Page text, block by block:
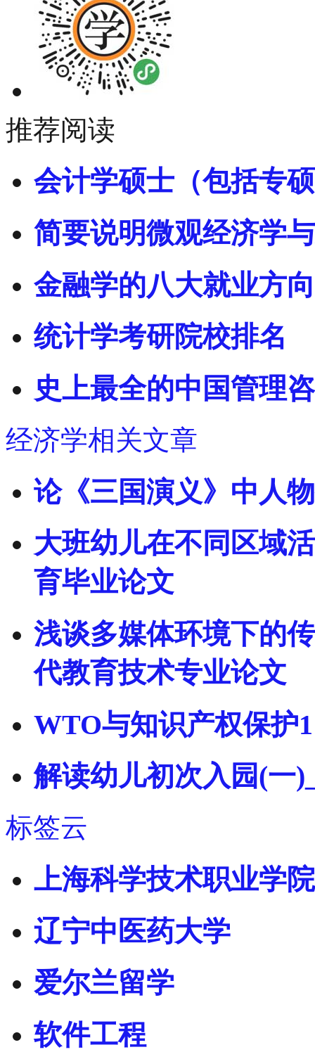
推荐阅读
会计学硕士（包括专
简要说明微观经济学
金融学的八大就业方
统计学考研院校排名
史上最全的中国管理
经济学相关文章
论《三国演义》中人
大班幼儿在不同区域
育毕业论文
浅谈多媒体环境下的
代教育技术专业论文
WTO与知识产权保护
解读幼儿初次入园(一
标签云
上海科学技术职业学院
辽宁中医药大学
爱尔兰留学
软件工程